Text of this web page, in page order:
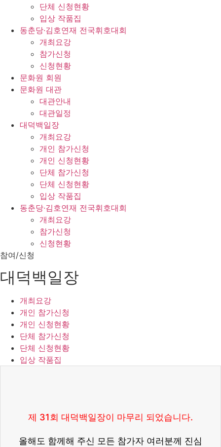
단체 신청현황
입상 작품집
동춘당·김호연재 전국휘호대회
개최요강
참가신청
신청현황
문화원 회원
문화원 대관
대관안내
대관일정
대덕백일장
개최요강
개인 참가신청
개인 신청현황
단체 참가신청
단체 신청현황
입상 작품집
동춘당·김호연재 전국휘호대회
개최요강
참가신청
신청현황
참여/신청
대덕백일장
개최요강
개인 참가신청
개인 신청현황
단체 참가신청
단체 신청현황
입상 작품집
제 31회 대덕백일장이 마무리 되었습니다.
올해도 함께해 주신 모든 참가자 여러분께 진심